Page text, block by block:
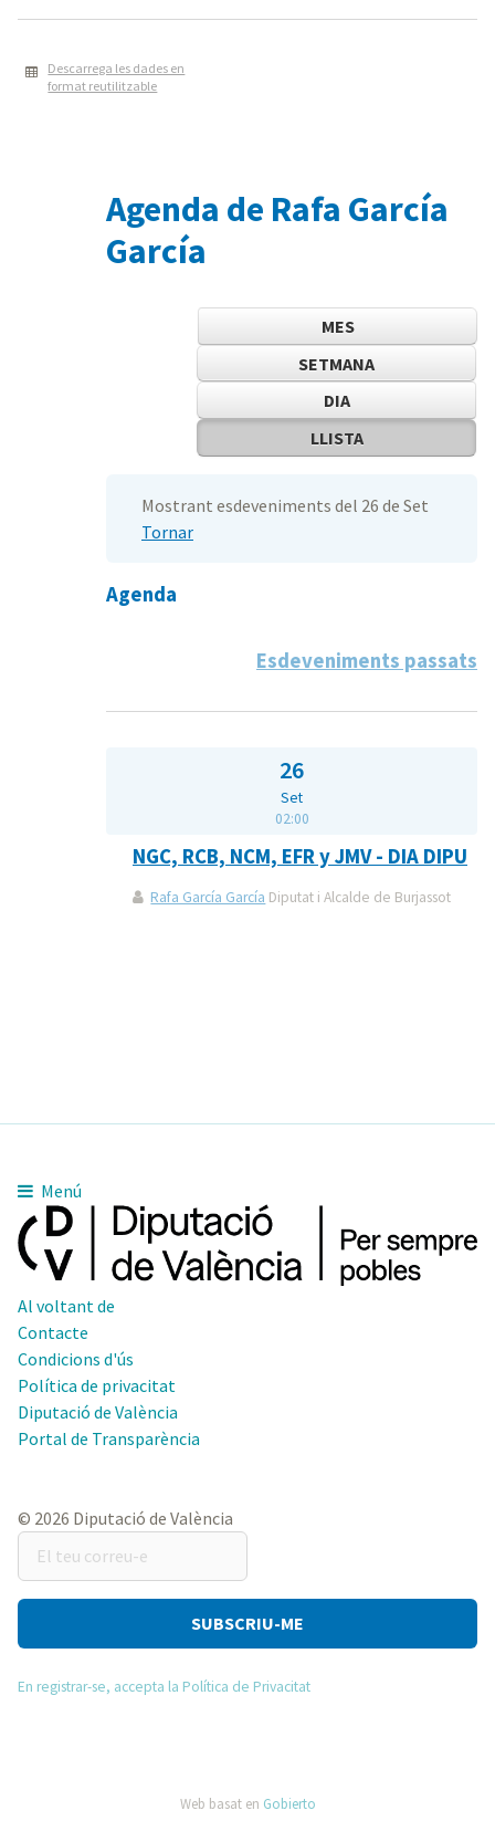
Descarrega les dades en
format reutilitzable
Agenda de Rafa García
García
MES
SETMANA
DIA
LLISTA
Mostrant esdeveniments del 26 de Set
Tornar
Agenda
Esdeveniments passats
26
Set
02:00
NGC, RCB, NCM, EFR y JMV - DIA DIPU
Rafa García García Diputat i Alcalde de Burjassot
Menú
Al voltant de
Contacte
Condicions d'ús
Política de privacitat
Diputació de València
Portal de Transparència
© 2026 Diputació de València
El
teu
correu-
En registrar-se, accepta la Política de Privacitat
Web basat en Gobierto